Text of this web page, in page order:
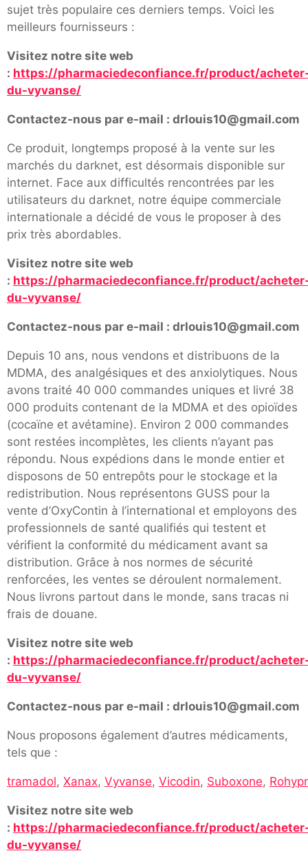
sujet très populaire ces derniers temps. Voici les
meilleurs fournisseurs :
Visitez notre site web
: https://pharmaciedeconfiance.fr/product/
du-vyvanse/
Contactez-nous par e-mail : drlouis10@gmail.com
Ce produit, longtemps proposé à la vente sur les
marchés du darknet, est désormais disponible sur
internet. Face aux difficultés rencontrées par les
utilisateurs du darknet, notre équipe commerciale
internationale a décidé de vous le proposer à des
prix très abordables.
Visitez notre site web
: https://pharmaciedeconfiance.fr/product/
du-vyvanse/
Contactez-nous par e-mail : drlouis10@gmail.com
Depuis 10 ans, nous vendons et distribuons de la
MDMA, des analgésiques et des anxiolytiques. Nous
avons traité 40 000 commandes uniques et livré 38
000 produits contenant de la MDMA et des opioïdes
(cocaïne et avétamine). Environ 2 000 commandes
sont restées incomplètes, les clients n’ayant pas
répondu. Nous expédions dans le monde entier et
disposons de 50 entrepôts pour le stockage et la
redistribution. Nous représentons GUSS pour la
vente d’OxyContin à l’international et employons des
professionnels de santé qualifiés qui testent et
vérifient la conformité du médicament avant sa
distribution. Grâce à nos normes de sécurité
renforcées, les ventes se déroulent normalement.
Nous livrons partout dans le monde, sans tracas ni
frais de douane.
Visitez notre site web
: https://pharmaciedeconfiance.fr/product/
du-vyvanse/
Contactez-nous par e-mail : drlouis10@gmail.com
Nous proposons également d’autres médicaments,
tels que :
tramadol, Xanax, Vyvanse, Vicodin, Suboxone,
Visitez notre site web
: https://pharmaciedeconfiance.fr/product/
du-vyvanse/